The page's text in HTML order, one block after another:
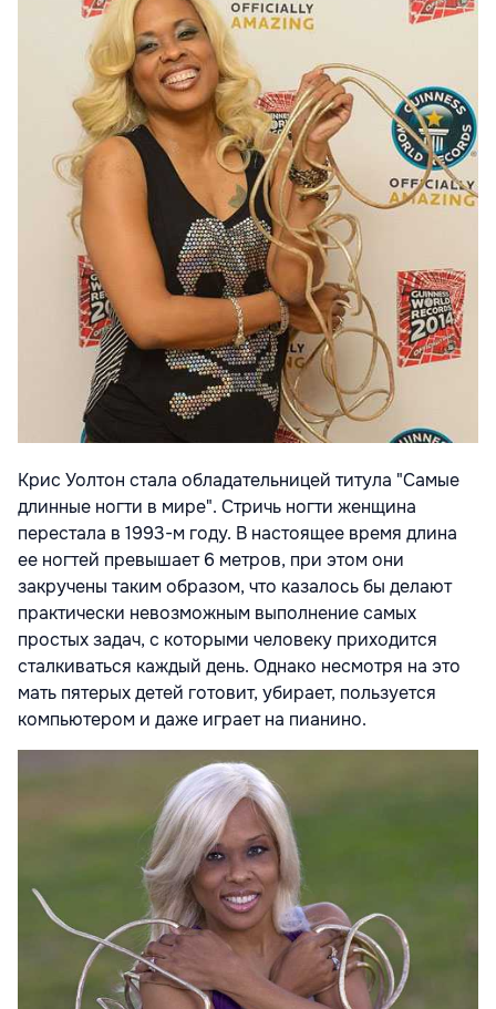
Крис Уолтон стала обладательницей титула "Самые
длинные ногти в мире". Стричь ногти женщина
перестала в 1993-м году. В настоящее время длина
ее ногтей превышает 6 метров, при этом они
закручены таким образом, что казалось бы делают
практически невозможным выполнение самых
простых задач, с которыми человеку приходится
сталкиваться каждый день. Однако несмотря на это
мать пятерых детей готовит, убирает, пользуется
компьютером и даже играет на пианино.